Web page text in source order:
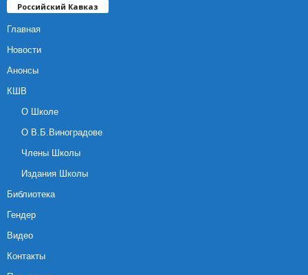
Российский Кавказ
Главная
Новости
Анонсы
КШВ
О Школе
О В.Б.Виноградове
Члены Школы
Издания Школы
Библиотека
Гендер
Видео
Контакты